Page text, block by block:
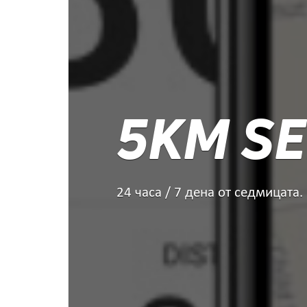
5KM
24 часа / 7 дена от седмицата.